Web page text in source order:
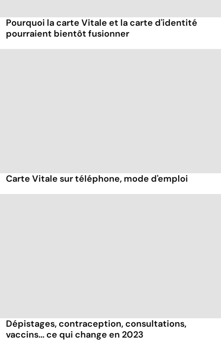
Pourquoi la carte Vitale et la carte d'identité
pourraient bientôt fusionner
Carte Vitale sur téléphone, mode d'emploi
Dépistages, contraception, consultations,
vaccins... ce qui change en 2023